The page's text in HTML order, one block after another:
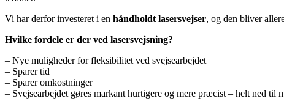
Vi har derfor investeret i en håndholdt lasersvejser, og den bliver
Hvilke fordele er der ved lasersvejsning?
– Nye muligheder for fleksibilitet ved svejsearbejdet
– Sparer tid
– Sparer omkostninger
– Svejsearbejdet gøres markant hurtigere og mere præcist – helt ned til